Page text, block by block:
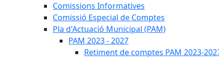
Comissions Informatives
Comissió Especial de Comptes
Pla d'Actuació Municipal (PAM)
PAM 2023 - 2027
Retiment de comptes PAM 2023-